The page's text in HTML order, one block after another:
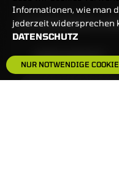
HÄUFIG GESUCHT:
Informationen, wie man
jederzeit widersprechen
DATENSCHUTZ
NUR NOTWENDIGE